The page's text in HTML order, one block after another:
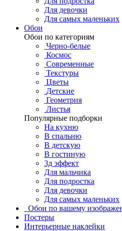
Для девочки
Для самых маленьких
Обои
Обои по категориям
Черно-белые
Космос
Современные
Текстуры
Цветы
Детские
Геометрия
Листья
Популярные подборки
На кухню
В спальню
В детскую
В гостиную
3д эффект
Для мальчика
Для подростка
Для девочки
Для самых маленьких
Обои по вашему
Постеры
Интерьерные наклейки